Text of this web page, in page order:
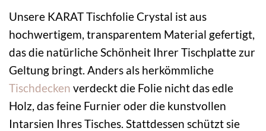
Unsere KARAT Tischfolie Crystal ist aus
hochwertigem, transparentem Material gefertigt,
das die natürliche Schönheit Ihrer Tischplatte zur
Geltung bringt. Anders als herkömmliche
Tischdecken verdeckt die Folie nicht das edle
Holz, das feine Furnier oder die kunstvollen
Intarsien Ihres Tisches. Stattdessen schützt sie